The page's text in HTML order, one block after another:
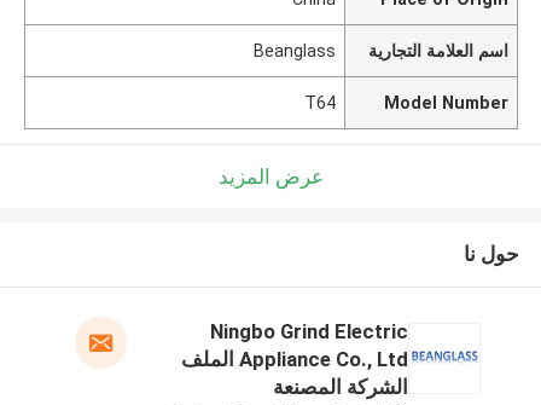
اسم العلامة التجارية Beanglass
Model Number
T64
عرض المزيد
حول نا
Ningbo Grind Electric
Appliance Co., Ltd الملف
الشركة المصنعة